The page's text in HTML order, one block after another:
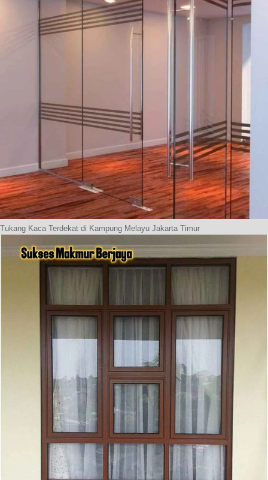
Tukang Kaca Terdekat di Kampung Melayu Jakarta Timur